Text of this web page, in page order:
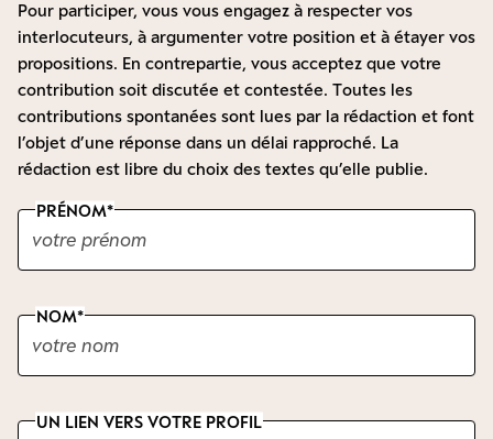
Pour participer, vous vous engagez à respecter vos
interlocuteurs, à argumenter votre position et à étayer vos
propositions. En contrepartie, vous acceptez que votre
contribution soit discutée et contestée. Toutes les
contributions spontanées sont lues par la rédaction et font
l’objet d’une réponse dans un délai rapproché. La
rédaction est libre du choix des textes qu’elle publie.
PRÉNOM
NOM
UN LIEN VERS VOTRE PROFIL